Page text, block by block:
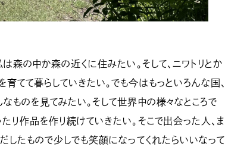
森の中か森の近くに住みたい。そして、ニワトリとか
てて暮らしていきたい。でも今はもっといろんな国、
ものを見てみたい。そして世界中の様々なところで
り作品を作り続けていきたい。そこで出会った人、ま
したもので少しでも笑顔になってくれたらいいなって